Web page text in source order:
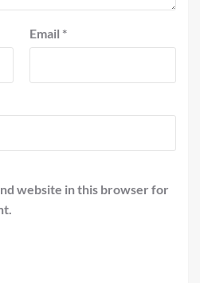
Email *
website in this browser for